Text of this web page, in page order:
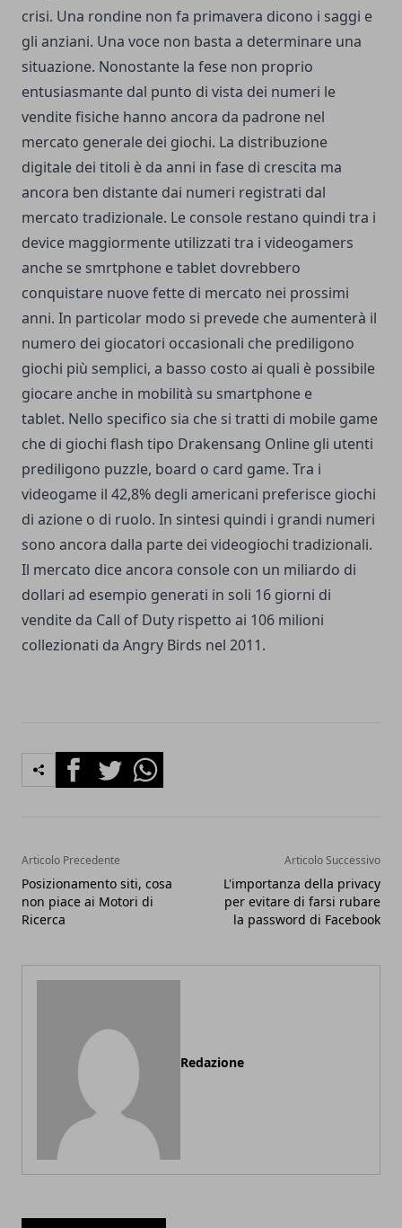
crisi. Una rondine non fa primavera dicono i saggi e
gli anziani. Una voce non basta a determinare una
situazione. Nonostante la fese non proprio
entusiasmante dal punto di vista dei numeri le
vendite fisiche hanno ancora da padrone nel
mercato generale dei giochi. La distribuzione
digitale dei titoli è da anni in fase di crescita ma
ancora ben distante dai numeri registrati dal
mercato tradizionale. Le console restano quindi tra i
device maggiormente utilizzati tra i videogamers
anche se smrtphone e tablet dovrebbero
conquistare nuove fette di mercato nei prossimi
anni. In particolar modo si prevede che aumenterà il
numero dei giocatori occasionali che prediligono
giochi più semplici, a basso costo ai quali è possibile
giocare anche in mobilità su smartphone e
tablet. Nello specifico sia che si tratti di mobile game
che di giochi flash tipo Drakensang Online gli utenti
prediligono puzzle, board o card game. Tra i
videogame il 42,8% degli americani preferisce giochi
di azione o di ruolo. In sintesi quindi i grandi numeri
sono ancora dalla parte dei videogiochi tradizionali.
Il mercato dice ancora console con un miliardo di
dollari ad esempio generati in soli 16 giorni di
vendite da Call of Duty rispetto ai 106 milioni
collezionati da Angry Birds nel 2011.
FacebookTwitterWhatsapp
Articolo Precedente
Posizionamento siti, cosa
non piace ai Motori di
Ricerca
Articolo Successivo
L'importanza della privacy
per evitare di farsi rubare
la password di Facebook
Redazione